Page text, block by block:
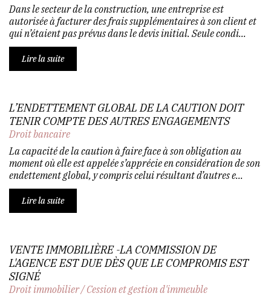
Dans le secteur de la construction, une entreprise est
autorisée à facturer des frais supplémentaires à son client et
qui n’étaient pas prévus dans le devis initial. Seule condi...
Lire la suite
L’ENDETTEMENT GLOBAL DE LA CAUTION DOIT
TENIR COMPTE DES AUTRES ENGAGEMENTS
Droit bancaire
La capacité de la caution à faire face à son obligation au
moment où elle est appelée s’apprécie en considération de son
endettement global, y compris celui résultant d’autres e...
Lire la suite
VENTE IMMOBILIÈRE -LA COMMISSION DE
L'AGENCE EST DUE DÈS QUE LE COMPROMIS EST
SIGNÉ
Droit immobilier/Cession et gestion d'immeuble